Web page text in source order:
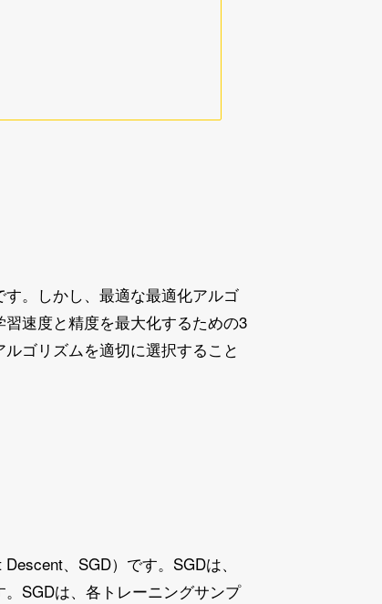
。しかし、最適な最適化アルゴ
速度と精度を最大化するための3
ゴリズムを適切に選択すること
、SGD）です。SGDは、
SGDは、各トレーニングサンプ